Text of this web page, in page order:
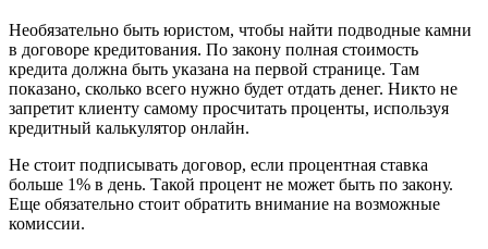
Необязательно быть юристом, чтобы найти подводные камни
в договоре кредитования. По закону полная стоимость
кредита должна быть указана на первой странице. Там
показано, сколько всего нужно будет отдать денег. Никто не
запретит клиенту самому просчитать проценты, используя
кредитный калькулятор онлайн.
Не стоит подписывать договор, если процентная ставка
больше 1% в день. Такой процент не может быть по закону.
Еще обязательно стоит обратить внимание на возможные
комиссии.